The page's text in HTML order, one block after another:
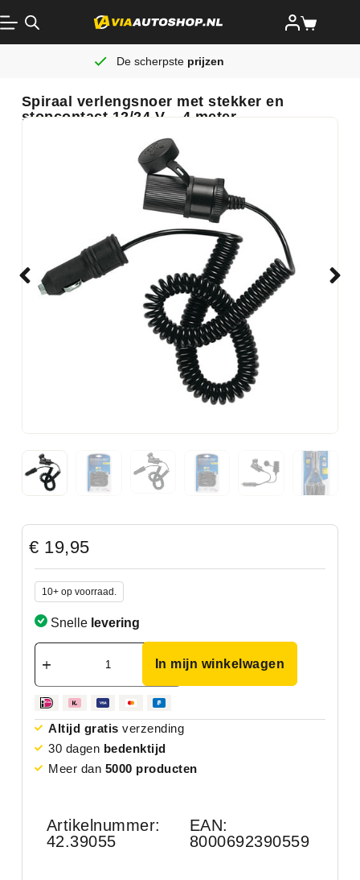
De scherpste prijzen
Spiraal verlengsnoer met stekker en
stopcontact 12/24 V – 4 meter
€ 19,95
10+ op voorraad.
Snelle levering
In mijn winkelwagen
Altijd gratis verzending
30 dagen bedenktijd
Meer dan 5000 producten
Artikelnummer:
42.39055
EAN:
8000692390559